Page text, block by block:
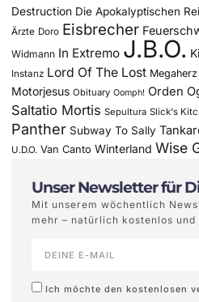
Destruction Die Apokalyptischen
Ärzte Doro Eisbrecher
Widmann In Extremo J.B.O.
Instanz Lord Of The Lost Megaherz
Motorjesus Obituary Oomph! Orden
Saltatio Mortis Sepultura Slick's
Panther Subway To Sally
U.D.O. Van Canto Winterland Wise
Unser Newsletter für
Mit unserem wöchentlich
mehr – natürlich kostenlos
Ich möchte den kostenlosen